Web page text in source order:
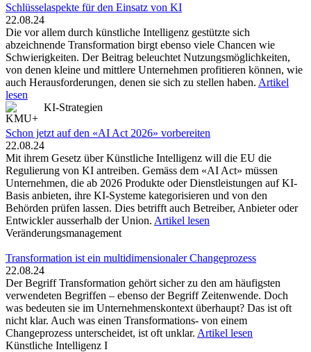
Schlüsselaspekte für den Einsatz von KI
22.08.24
Die vor allem durch künstliche Intelligenz gestützte sich
abzeichnende Transformation birgt ebenso viele Chancen wie
Schwierigkeiten. Der Beitrag beleuchtet Nutzungsmöglichkeiten,
von denen kleine und mittlere Unternehmen profitieren können, wie
auch Herausforderungen, denen sie sich zu stellen haben. Artikel
lesen
KI-Strategien
Schon jetzt auf den «AI Act 2026» vorbereiten
22.08.24
Mit ihrem Gesetz über Künstliche Intelligenz will die EU die
Regulierung von KI antreiben. Gemäss dem «AI Act» müssen
Unternehmen, die ab 2026 Produkte oder Dienstleistungen auf KI-
Basis anbieten, ihre KI-Systeme kategorisieren und von den
Behörden prüfen lassen. Dies betrifft auch Betreiber, Anbieter oder
Entwickler ausserhalb der Union. Artikel lesen
Veränderungsmanagement
Transformation ist ein multidimensionaler Changeprozess
22.08.24
Der Begriff Transformation gehört sicher zu den am häufigsten
verwendeten Begriffen – ebenso der Begriff Zeitenwende. Doch
was bedeuten sie im Unternehmenskontext überhaupt? Das ist oft
nicht klar. Auch was einen Transformations- von einem
Changeprozess unterscheidet, ist oft unklar. Artikel lesen
Künstliche Intelligenz I